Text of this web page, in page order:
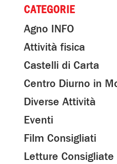
CATEGORIE
Agno INFO
Attività fisica
Castelli di Carta
Centro Diurno in
Diverse Attività
Eventi
Film Consigliati
Letture Consigliate